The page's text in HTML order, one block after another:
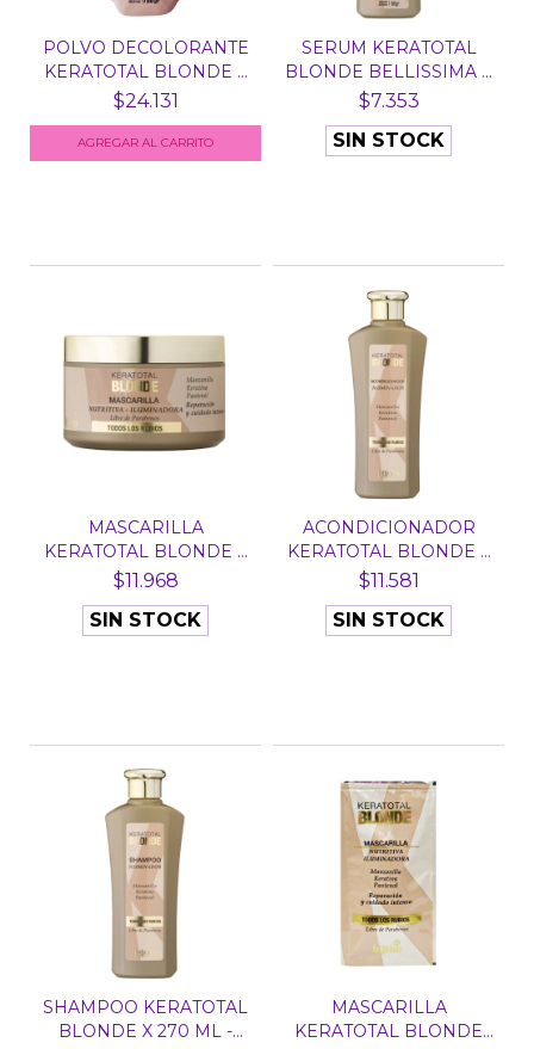
POLVO DECOLORANTE
KERATOTAL BLONDE X
700...
$24.131
SERUM KERATOTAL
BLONDE BELLISSIMA X
60 G...
$7.353
SIN STOCK
MASCARILLA
KERATOTAL BLONDE X
250 ML - B...
$11.968
SIN STOCK
ACONDICIONADOR
KERATOTAL BLONDE X
270 ML...
$11.581
SIN STOCK
SHAMPOO KERATOTAL
BLONDE X 270 ML -
MASCARILLA
KERATOTAL BLONDE